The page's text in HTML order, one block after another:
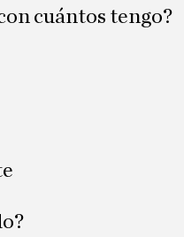
cuántos tengo?